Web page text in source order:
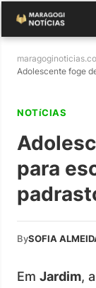
Adolescente foge
NOTíCIAS
para
BySOFIA
Em Jardim,